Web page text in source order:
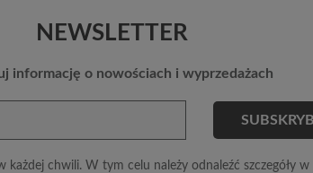
NEWSLETTER
informację o nowościach i wyprzedażach
każdej chwili. W tym celu należy odnaleźć szczegóły w